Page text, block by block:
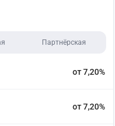
Партнёрская
от 7,20%
от 7,20%